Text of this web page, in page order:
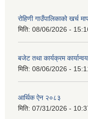
रोहिणी गाउँपालिकाको खर्च
मिति: 08/06/2026 -
बजेट तथा कार्यक्रम
मिति: 08/06/2026 -
आर्थिक ऐन २०८३
मिति: 07/31/2026 -